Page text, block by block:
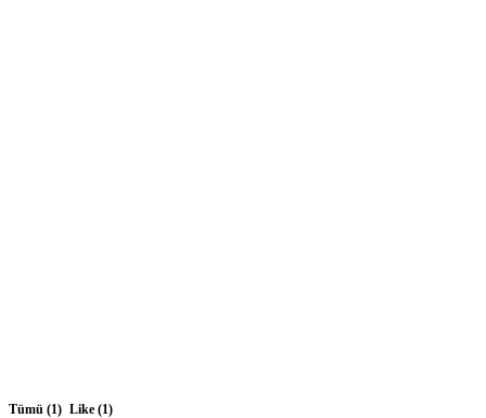
Tümü (1) Like (1)